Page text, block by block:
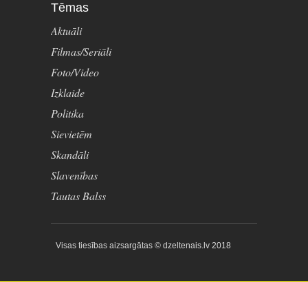
Tēmas
Aktuāli
Filmas/Seriāli
Foto/Video
Izklaide
Politika
Sievietēm
Skandāli
Slavenības
Tautas Balss
Visas tiesības aizsargātas © dzeltenais.lv 2018